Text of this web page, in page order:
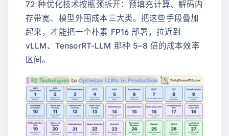
72 种优化技术按瓶颈拆开：预填充计算、解码内
存带宽、模型外围成本三大类。把这些手段叠加
起来，才能把一个朴素 FP16 部署，拉近到
vLLM、TensorRT-LLM 那种 5–8 倍的成本效率
区间。